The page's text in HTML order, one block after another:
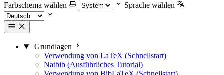
Farbschema wählen
Sprache wählen
Grundlagen
Verwendung von LaTeX (Schnellstart)
Natbib (Ausführliches Tutorial)
Verwendung von BibLaTeX (Schnellstart)